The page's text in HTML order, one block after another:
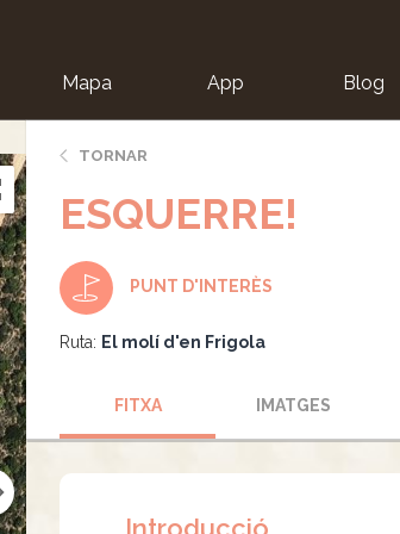
Mapa App Blog
TORNAR
ESQUERRE!
PUNT D'INTERÈS
Ruta: El molí d'en Frigola
FITXA IMATGES